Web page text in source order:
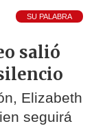
SU PALABRA
salió
Elizabeth
seguirá